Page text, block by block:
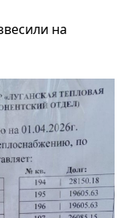
на